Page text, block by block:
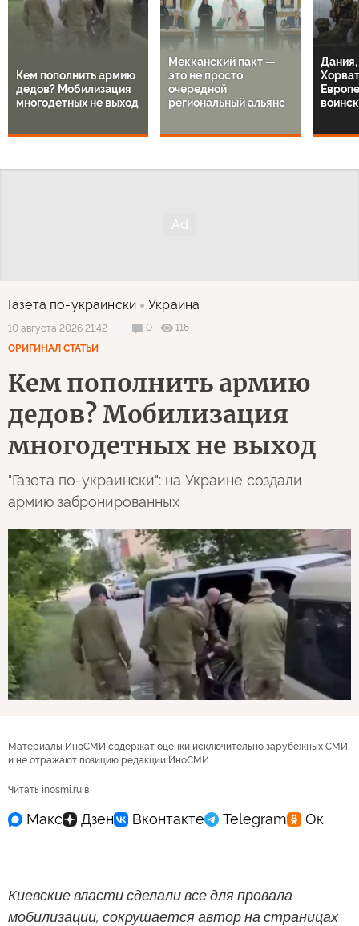
Кем пополнить армию
дедов? Мобилизация
многодетных не выход
Мекканский пакт —
это не просто
очередной
региональный альянс
Дания,
Газета по-украински Украина
10 августа 2026 21:42 0
118
ОРИГИНАЛ СТАТЬИ
Кем пополнить армию
дедов? Мобилизация
многодетных не выход
"Газета по-украински": на Украине создали
армию забронированных
Материалы ИноСМИ содержат оценки исключительно зарубежных СМИ
и не отражают позицию редакции ИноСМИ
Читать inosmi.ru в
Киевские власти сделали все для провала
мобилизации, сокрушается автор на страницах